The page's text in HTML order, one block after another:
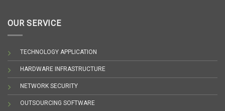
OUR SERVICE
TECHNOLOGY APPLICATION
HARDWARE INFRASTRUCTURE
NETWORK SECURITY
OUTSOURCING SOFTWARE